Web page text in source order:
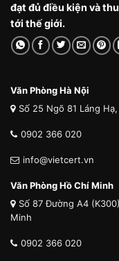
đạt đủ điều kiện và
tới thế giới.
Văn Phòng Hà Nội
Số 25 Ngõ 81 Láng
0902 366 020
info@vietcert.vn
Văn Phòng Hồ Chí Minh
Số 87 Đường A4
Minh
0902 366 020